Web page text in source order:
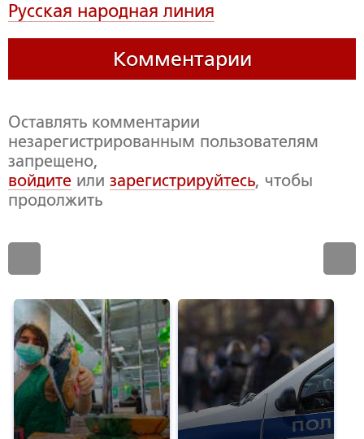
Русская народная линия
Комментарии
Оставлять комментарии
незарегистрированным пользователям
запрещено,
войдите или зарегистрируйтесь, чтобы
продолжить